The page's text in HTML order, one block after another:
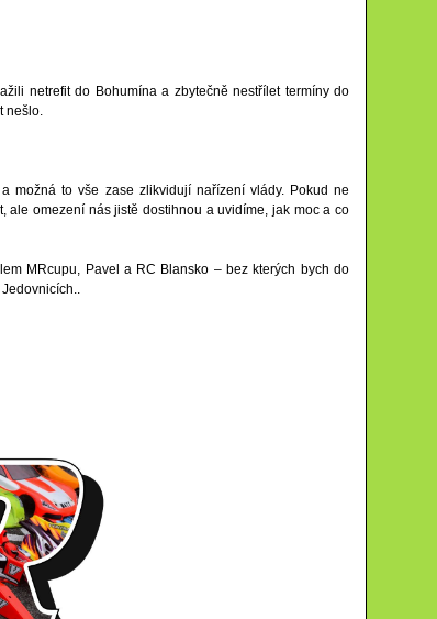
netrefit do Bohumína a zbytečně nestřílet termíny do
nešlo.
možná to vše zase zlikvidují nařízení vlády. Pokud ne
omezení nás jistě dostihnou a uvidíme, jak moc a co
MRcupu, Pavel a RC Blansko – bez kterých bych do